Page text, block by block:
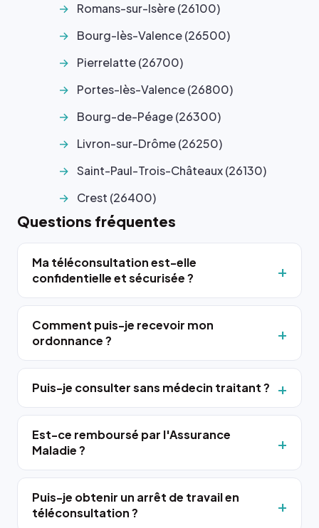
Romans-sur-Isère (26100)
Bourg-lès-Valence (26500)
Pierrelatte (26700)
Portes-lès-Valence (26800)
Bourg-de-Péage (26300)
Livron-sur-Drôme (26250)
Saint-Paul-Trois-Châteaux (26130)
Crest (26400)
Questions fréquentes
Ma téléconsultation est-elle
confidentielle et sécurisée ?
Comment puis-je recevoir mon
ordonnance ?
Puis-je consulter sans médecin traitant ?
Est-ce remboursé par l'Assurance
Maladie ?
Puis-je obtenir un arrêt de travail en
téléconsultation ?